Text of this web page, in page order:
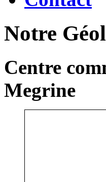
Notre
Centre
Megrine